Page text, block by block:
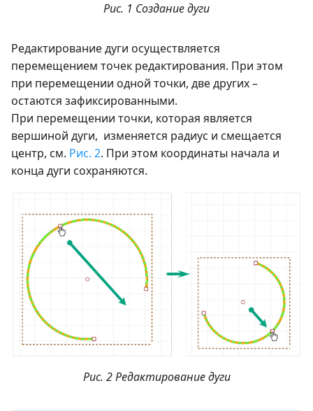
Рис. 1 Создание дуги
Редактирование дуги осуществляется
перемещением точек редактирования. При этом
при перемещении одной точки, две других –
остаются зафиксированными.
При перемещении точки, которая является
вершиной дуги, изменяется радиус и смещается
центр, см. Рис. 2. При этом координаты начала и
конца дуги сохраняются.
Рис. 2 Редактирование дуги